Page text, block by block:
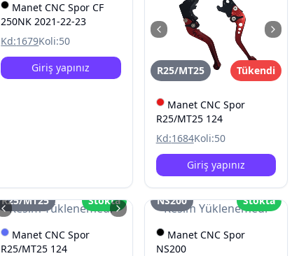
Manet CNC Spor CF
250NK 2021-22-23
Kd:1679Koli:50
Giriş yapınız
R25/MT25 Tükendi
Manet CNC Spor
R25/MT25 124
Kd:1684Koli:50
Giriş yapınız
Resim Yüklenemedi
R25/MT25 Stokta
Manet CNC Spor
R25/MT25 124
Resim Yüklenemedi
NS200 Stokta
Manet CNC Spor
NS200